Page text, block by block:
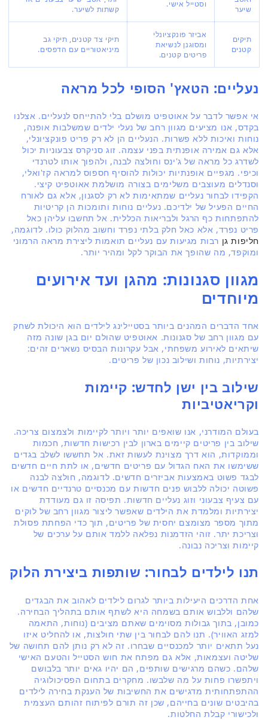
שיער
וסטייל אישי.
קשתות לשיער.
תיקים
קטנים
אביזר פונקציונלי
ומסוגנן לנשיאת
פריטים קטנים.
תיקי צד קטנים, תיקי גב
מיניאטוריים עם הדפסים.
נעליים: הטאץ' הסופי לכל מראה
אי אפשר לדבר על אאוטפיט מושלם בלי להתייחס לנעליים. אצלנו
בקדס, אנו מציעים מגוון רחב של נעלי ילדים שמשלבות אופנה,
נוחות ואיכות ללא פשרות. הנעליים הן לא רק פריט פונקציונלי,
אלא גם אמירה אופנתית בפני עצמה. זוג סניקרס צבעוניות יכול
לשדרג כל מראה של ג'ינס וחולצה לבנה, ולהפוך אותו לטרנדי
וכיפי. מגפיים אופנתיות יכולות להוסיף חספוס למראה קז'ואלי,
וסנדלים מעוצבים משלימים בצורה מושלמת אאוטפיט קיצי.
הקפידו לבחור נעליים שמתאימות לא רק לסגנון, אלא גם לאורח
החיים הפעיל של ילדיכם. נעליים נוחות ותומכות הן קריטיות
להתפתחות כף הרגל ולבריאות הכללית. אל תחשבו עליהן כאל
פריט נפרד, אלא כאל חלק בלתי נפרד וחשוב מהלוק כולו. לדוגמה,
חליפות גן רבות מגיעות עם נעליים תואמות ליצירת מראה הרמוני
ומוקפד, מה שהופך את הבוקר לקל ומהיר יותר.
מגוון סגנונות: מהגן ועד אירועים
מיוחדים
אחד הדברים המהנים ביותר בסטיילינג לילדים הוא היכולת לשחק
עם מגוון רחב של סגנונות. אאוטפיט שהולם יום בגן שונה מזה
שיתאים לאירוע משפחתי, אבל עקרונות הבסיס נשארים זהים:
יצירתיות, נוחות ושילוב נכון של פריטים.
שילוב בין ישן לחדש: קיימות
וקריאטיביות
בעולם המודרני, אנו שואפים יותר ויותר לקיימות ולצמצום צריכה.
שילוב בין פריטים קיימים בארון לבין רכישות חדשות, חכמות
וממוקדות, הוא דרך מצוינת לעשות זאת. אל תחששו לשלב בגדים
ששימשו את האח הגדול עם פריטים חדשים, או לתת חיים חדשים
לבגד פשוט באמצעות אביזרים חדשים. לדוגמה, חולצה לבנה
פשוטה יכולה ללבוש פנים חדשות עם מכנסיים טרנדיים חדשים או
עם צעיף צבעוני וזוג נעליים חדשות. תפיסה זו גם מעודדת
יצירתיות ומלמדת את הילדים שאפשר ליצור מגוון רחב של לוקים
מתוך מספר מצומצם יחסית של פריטים, תוך כדי הפחתת פסולת
וצריכת יתר. זוהי הזדמנות נפלאה ללמד אותם על ערכים של
קיימות וצריכה נבונה.
תנו לילדים לבחור: שותפות ביצירת הלוק
אחת הדרכים היעילות ביותר לגרום לילדים לאהוב את הבגדים
שלהם וללבוש אותם בשמחה היא לשתף אותם בתהליך הבחירה.
כמובן, בתוך גבולות מסוימים שאתם מציבים (נוחות, התאמה
למזג האוויר). תנו להם לבחור בין שתי חולצות, או להחליט איזו
נעל תתאים יותר למכנסיים שבחרו. זה לא רק נותן להם תחושה של
שליטה ועצמאות, אלא גם מפתח את חוש הסטייל והטעם האישי
שלהם. כשהם מרגישים שותפים, הם יהיו גאים יותר בלבושם
ויתפשרו פחות על מה שלבשו. מחקרים בתחום הפסיכולוגיה
ההתפתחותית מדגישים את החשיבות של הענקת בחירה לילדים
בהיבטים שונים בחייהם, שכן זה תורם לפיתוח זהותם העצמית
ולכישורי קבלת החלטות.